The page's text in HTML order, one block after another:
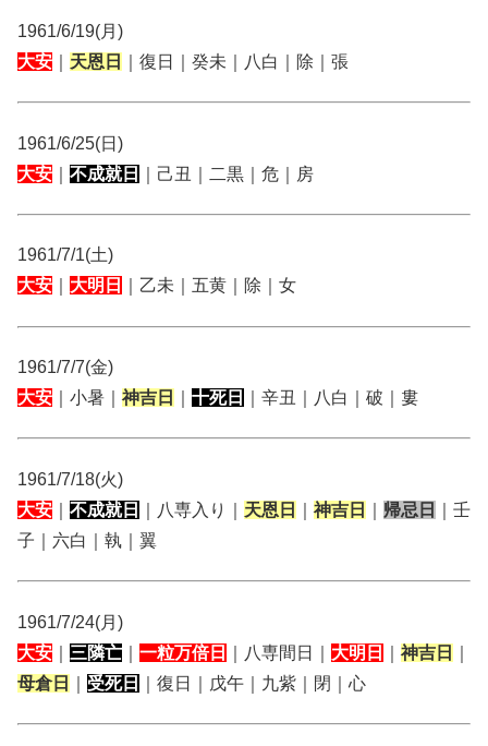
1961/6/19(月)
大安
天恩日 ｜復日｜癸未｜八白｜除｜張
1961/6/25(日)
大安
不成就日 ｜己丑｜二黒｜危｜房
1961/7/1(土)
大安
大明日 ｜乙未｜五黄｜除｜女
1961/7/7(金)
大安 ｜小暑｜ 神吉日 十死日 ｜辛丑｜八白｜破｜婁
1961/7/18(火)
大安
不成就日 ｜八専入り｜ 天恩日 神吉日 帰忌日
｜壬
子｜六白｜執｜翼
1961/7/24(月)
大安
三隣亡 一粒万倍日 ｜八専間日｜ 大明日 神吉日
母倉日
受死日 ｜復日｜戊午｜九紫｜閉｜心